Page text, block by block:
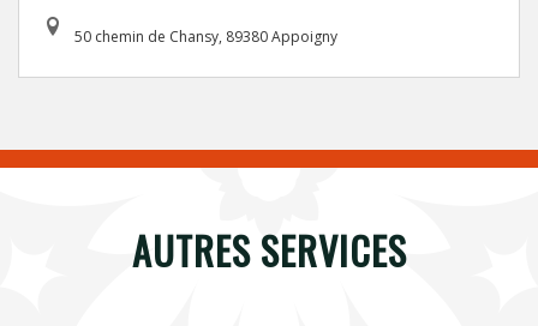
50 chemin de Chansy, 89380 Appoigny
AUTRES SERVICES